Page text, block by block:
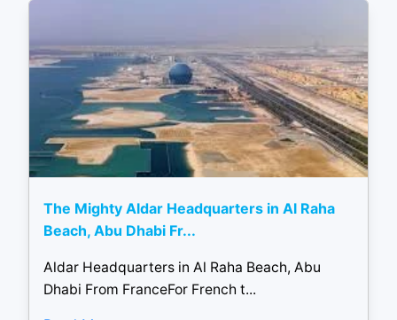
The Mighty Aldar Headquarters in Al Raha
Beach, Abu Dhabi Fr...
Aldar Headquarters in Al Raha Beach, Abu
Dhabi From FranceFor French t...